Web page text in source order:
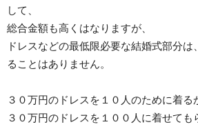
して、
総合金額も高くはなりますが、
ドレスなどの最低限必要な結婚式部分
ることはありません。
３０万円のドレスを１０人のために着る
３０万円のドレスを１００人に着せても